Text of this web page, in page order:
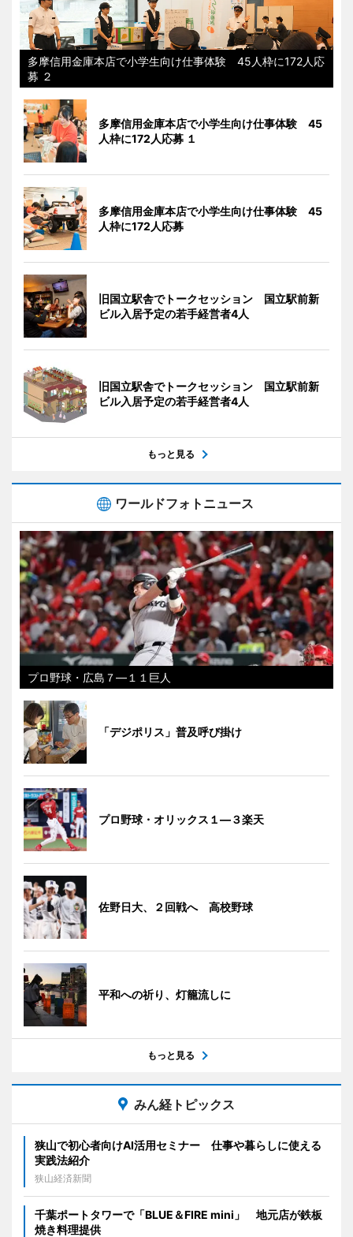
多摩信用金庫本店で小学生向け仕事体験 45人枠に172人応
募 ２
多摩信用金庫本店で小学生向け仕事体験 45
人枠に172人応募 １
多摩信用金庫本店で小学生向け仕事体験 45
人枠に172人応募
旧国立駅舎でトークセッション 国立駅前新
ビル入居予定の若手経営者4人
旧国立駅舎でトークセッション 国立駅前新
ビル入居予定の若手経営者4人
もっと見る
ワールドフォトニュース
プロ野球・広島７―１１巨人
「デジポリス」普及呼び掛け
プロ野球・オリックス１―３楽天
佐野日大、２回戦へ 高校野球
平和への祈り、灯籠流しに
もっと見る
みん経トピックス
狭山で初心者向けAI活用セミナー 仕事や暮らしに使える
実践法紹介
狭山経済新聞
千葉ポートタワーで「BLUE＆FIRE mini」 地元店が鉄板
焼き料理提供